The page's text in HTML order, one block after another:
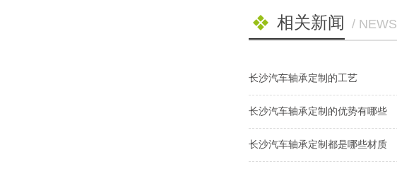
相关新闻 / NEWS
长沙汽车轴承定制的工艺
长沙汽车轴承定制的优势有哪些
长沙汽车轴承定制都是哪些材质